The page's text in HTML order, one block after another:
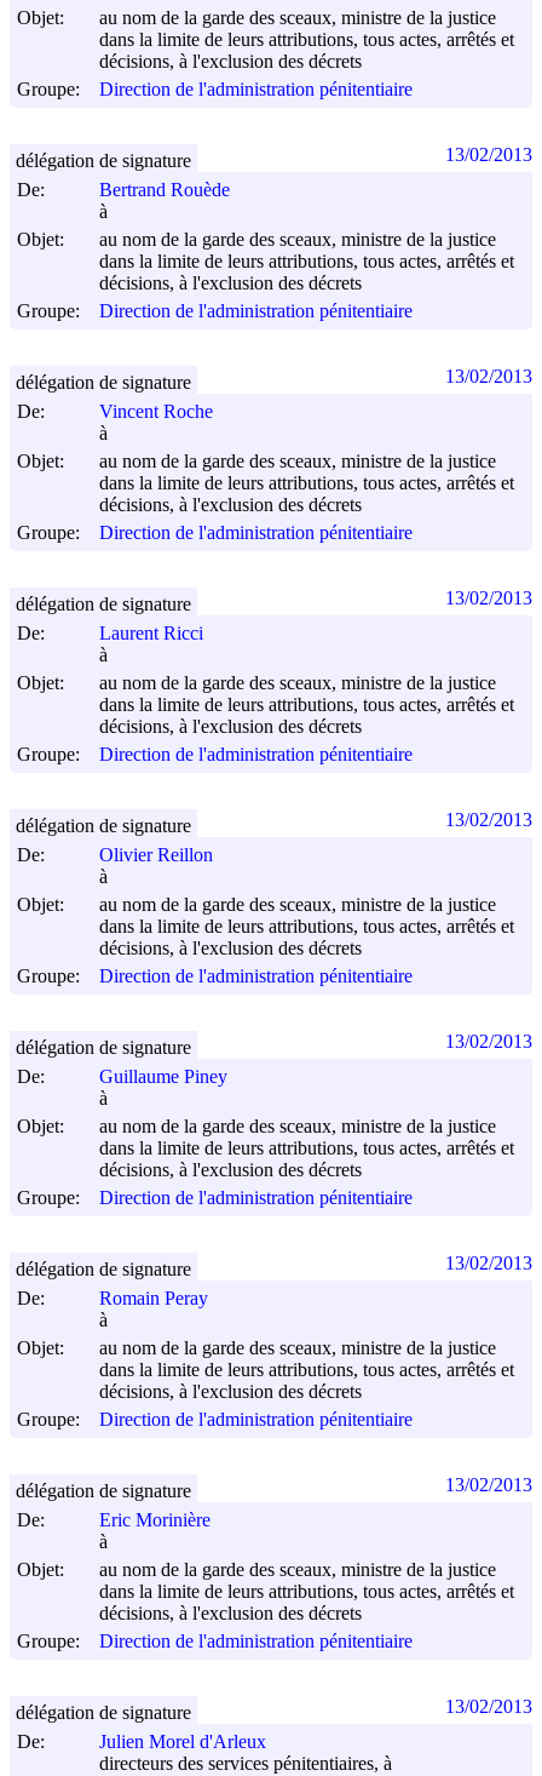
Objet:
au nom de la garde des sceaux, ministre de la justice
dans la limite de leurs attributions, tous actes, arrêtés et
décisions, à l'exclusion des décrets
Groupe:
Direction de l'administration pénitentiaire
De:
Bertrand Rouède
à
Objet:
au nom de la garde des sceaux, ministre de la justice
dans la limite de leurs attributions, tous actes, arrêtés et
décisions, à l'exclusion des décrets
Groupe:
Direction de l'administration pénitentiaire
délégation de signature 13/02/2013
De:
Vincent Roche
à
Objet:
au nom de la garde des sceaux, ministre de la justice
dans la limite de leurs attributions, tous actes, arrêtés et
décisions, à l'exclusion des décrets
Groupe:
Direction de l'administration pénitentiaire
délégation de signature 13/02/2013
De:
Laurent Ricci
à
Objet:
au nom de la garde des sceaux, ministre de la justice
dans la limite de leurs attributions, tous actes, arrêtés et
décisions, à l'exclusion des décrets
Groupe:
Direction de l'administration pénitentiaire
délégation de signature 13/02/2013
De:
Olivier Reillon
à
Objet:
au nom de la garde des sceaux, ministre de la justice
dans la limite de leurs attributions, tous actes, arrêtés et
décisions, à l'exclusion des décrets
Groupe:
Direction de l'administration pénitentiaire
délégation de signature 13/02/2013
De:
Guillaume Piney
à
Objet:
au nom de la garde des sceaux, ministre de la justice
dans la limite de leurs attributions, tous actes, arrêtés et
décisions, à l'exclusion des décrets
Groupe:
Direction de l'administration pénitentiaire
délégation de signature 13/02/2013
De:
Romain Peray
à
Objet:
au nom de la garde des sceaux, ministre de la justice
dans la limite de leurs attributions, tous actes, arrêtés et
décisions, à l'exclusion des décrets
Groupe:
Direction de l'administration pénitentiaire
délégation de signature 13/02/2013
De:
Eric Morinière
à
Objet:
au nom de la garde des sceaux, ministre de la justice
dans la limite de leurs attributions, tous actes, arrêtés et
décisions, à l'exclusion des décrets
Groupe:
Direction de l'administration pénitentiaire
délégation de signature 13/02/2013
De:
Julien Morel d'Arleux
directeurs des services pénitentiaires, à
délégation de signature 13/02/2013